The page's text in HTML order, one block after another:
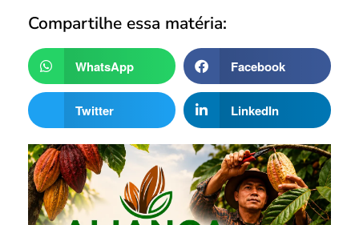
Compartilhe essa matéria:
WhatsApp Facebook
Twitter LinkedIn